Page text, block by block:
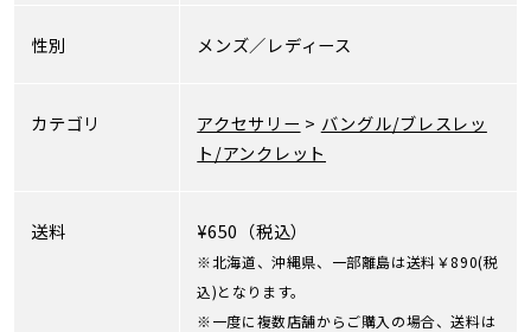
性別 メンズ／レディース
カテゴリ アクセサリー > バングル/ブレスレッ
ト/アンクレット
送料 ¥650（税込）
※北海道、沖縄県、一部離島は送料￥890(税
込)となります。
※一度に複数店舗からご購入の場合、送料は